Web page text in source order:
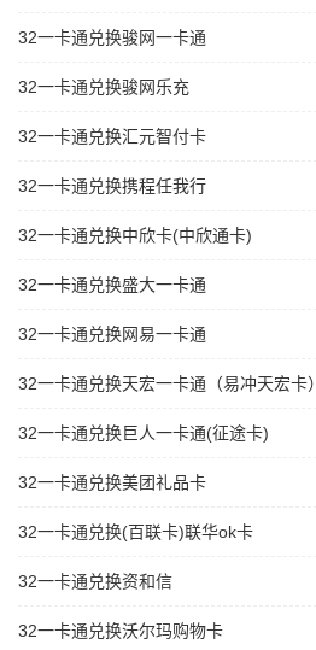
32一卡通兑换骏网一卡通
32一卡通兑换骏网乐充
32一卡通兑换汇元智付卡
32一卡通兑换携程任我行
32一卡通兑换中欣卡(中欣通卡)
32一卡通兑换盛大一卡通
32一卡通兑换网易一卡通
32一卡通兑换天宏一卡通（易冲天宏卡）
32一卡通兑换巨人一卡通(征途卡)
32一卡通兑换美团礼品卡
32一卡通兑换(百联卡)联华ok卡
32一卡通兑换资和信
32一卡通兑换沃尔玛购物卡